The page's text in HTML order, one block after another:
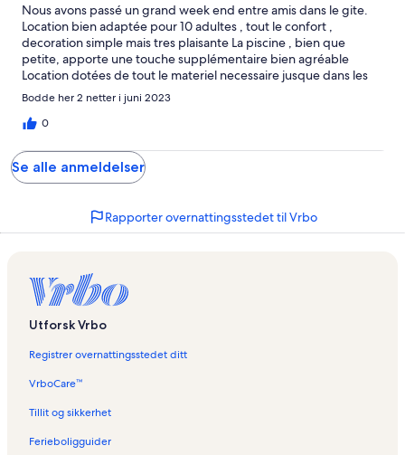
Nous avons passé un grand week end entre amis dans le gite.
Location bien adaptée pour 10 adultes , tout le confort ,
decoration simple mais tres plaisante La piscine , bien que
petite, apporte une touche supplémentaire bien agréable
Location dotées de tout le materiel necessaire jusque dans les
détails Nous recommandons vivement ce gite
Bodde her 2 netter i juni 2023
0
Se alle anmeldelser
Rapporter overnattingsstedet til Vrbo
Utforsk Vrbo
Registrer overnattingsstedet ditt
VrboCare™
Tillit og sikkerhet
Ferieboligguider